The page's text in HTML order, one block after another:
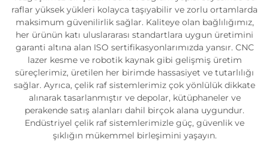
raflar yüksek yükleri kolayca taşıyabilir ve zorlu ortamlarda
maksimum güvenilirlik sağlar. Kaliteye olan bağlılığımız,
her ürünün katı uluslararası standartlara uygun üretimini
garanti altına alan ISO sertifikasyonlarımızda yansır. CNC
lazer kesme ve robotik kaynak gibi gelişmiş üretim
süreçlerimiz, üretilen her birimde hassasiyet ve tutarlılığı
sağlar. Ayrıca, çelik raf sistemlerimiz çok yönlülük dikkate
alınarak tasarlanmıştır ve depolar, kütüphaneler ve
perakende satış alanları dahil birçok alana uygundur.
Endüstriyel çelik raf sistemlerimizle güç, güvenlik ve
şıklığın mükemmel birleşimini yaşayın.